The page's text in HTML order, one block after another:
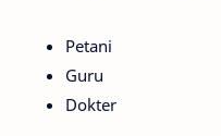
Petani
Guru
Dokter